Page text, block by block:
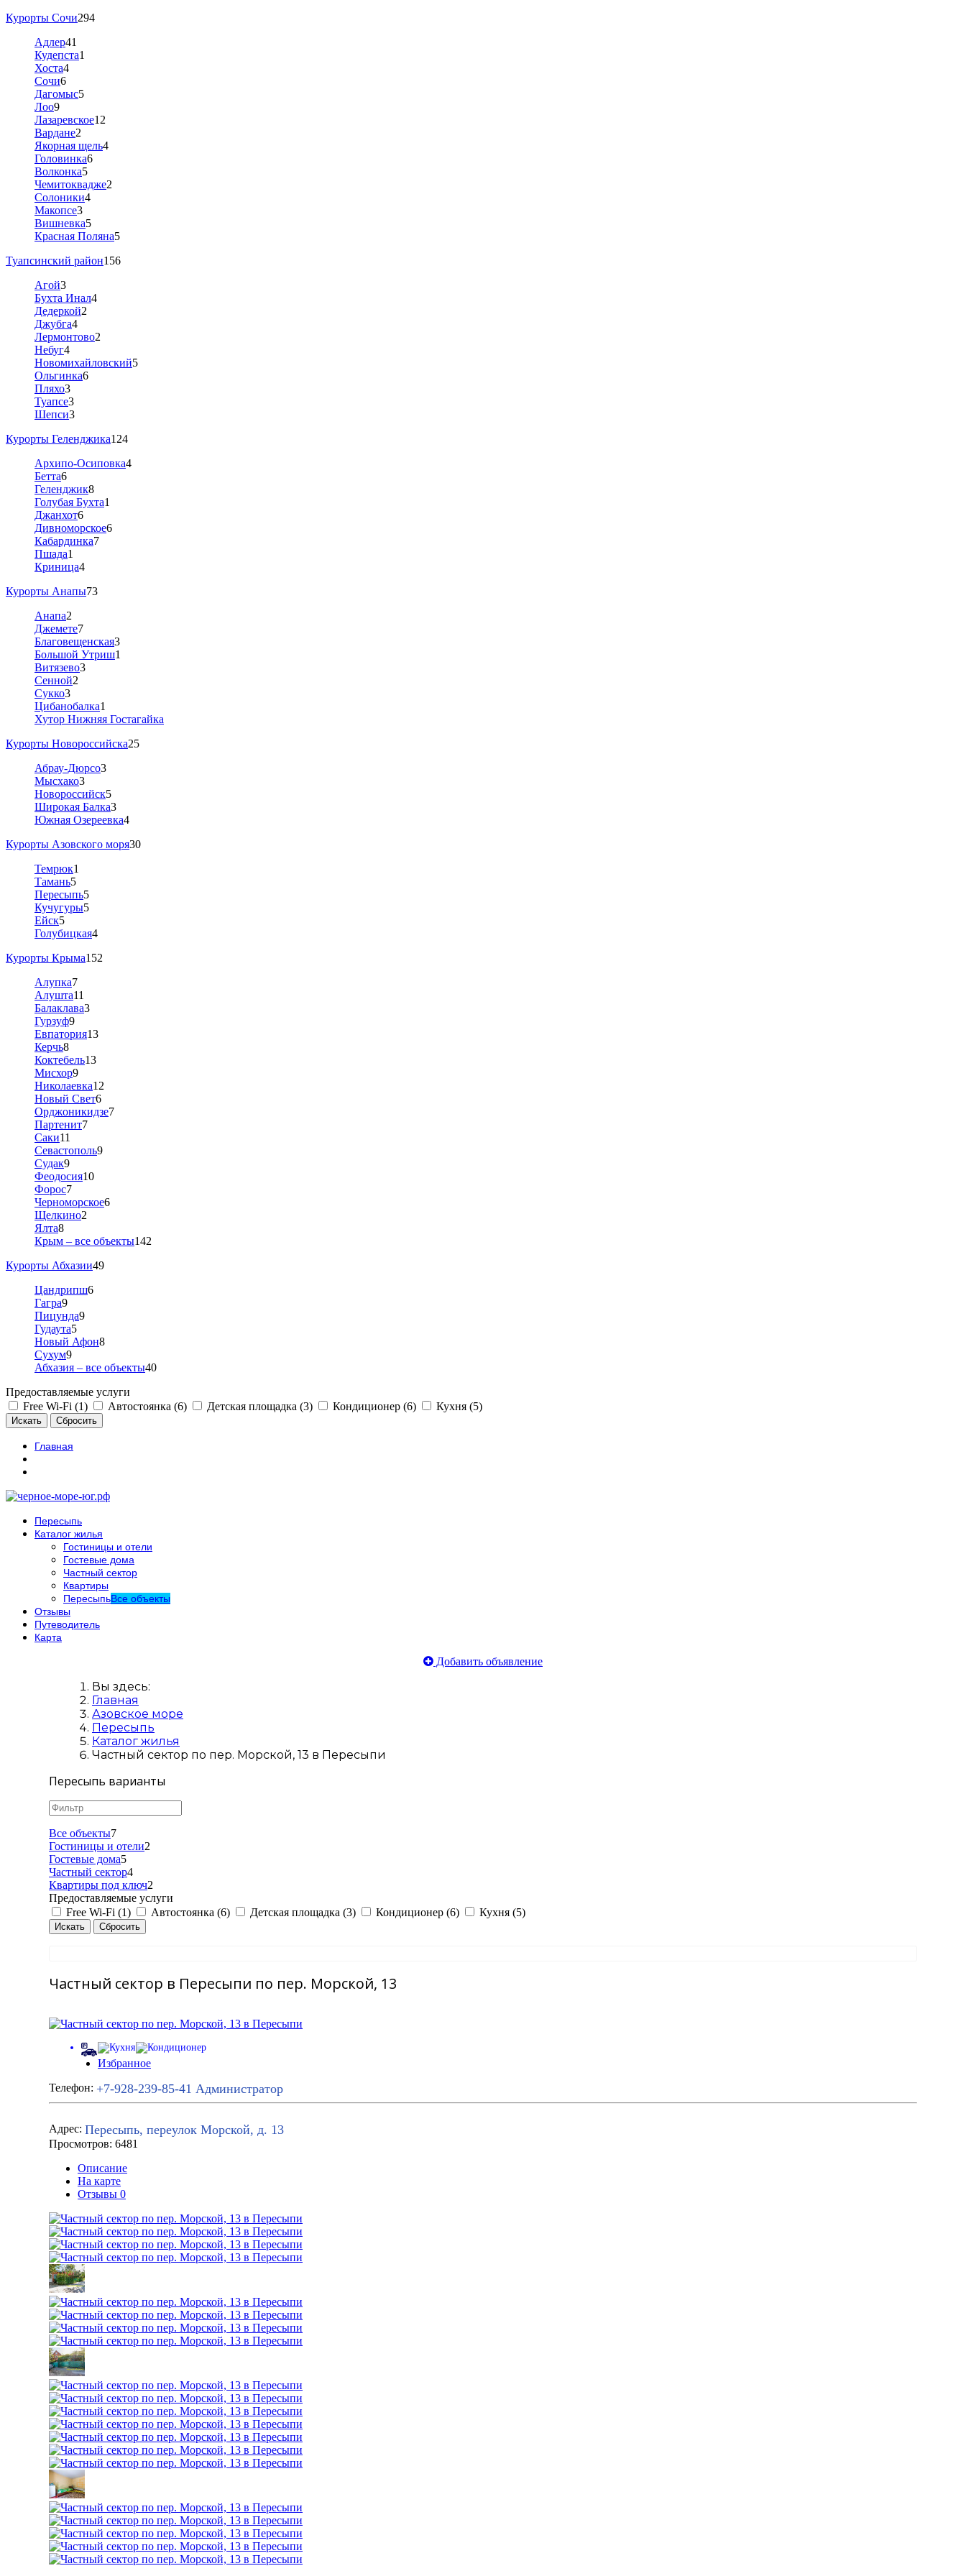
Курорты Сочи294
Адлер41
Кудепста1
Хоста4
Сочи6
Дагомыс5
Лоо9
Лазаревское12
Вардане2
Якорная щель4
Головинка6
Волконка5
Чемитоквадже2
Солоники4
Макопсе3
Вишневка5
Красная Поляна5
Туапсинский район156
Агой3
Бухта Инал4
Дедеркой2
Джубга4
Лермонтово2
Небуг4
Новомихайловский5
Ольгинка6
Пляхо3
Туапсе3
Шепси3
Курорты Геленджика124
Архипо-Осиповка4
Бетта6
Геленджик8
Голубая Бухта1
Джанхот6
Дивноморское6
Кабардинка7
Пшада1
Криница4
Курорты Анапы73
Анапа2
Джемете7
Благовещенская3
Большой Утриш1
Витязево3
Сенной2
Сукко3
Цибанобалка1
Хутор Нижняя Гостагайка
Курорты Новороссийска25
Абрау-Дюрсо3
Мысхако3
Новороссийск5
Широкая Балка3
Южная Озереевка4
Курорты Азовского моря30
Темрюк1
Тамань5
Пересыпь5
Кучугуры5
Ейск5
Голубицкая4
Курорты Крыма152
Алупка7
Алушта11
Балаклава3
Гурзуф9
Евпатория13
Керчь8
Коктебель13
Мисхор9
Николаевка12
Новый Свет6
Орджоникидзе7
Партенит7
Саки11
Севастополь9
Судак9
Феодосия10
Форос7
Черноморское6
Щелкино2
Ялта8
Крым – все объекты142
Курорты Абхазии49
Цандрипш6
Гагра9
Пицунда9
Гудаута5
Новый Афон8
Сухум9
Абхазия – все объекты40
Предоставляемые услуги
Free Wi-Fi (1)
Автостоянка (6) Детская площадка (3) Кондиционер (6) Кухня (5)
Главная
Пересыпь
Каталог жилья
Гостиницы и отели
Гостевые дома
Частный сектор
Квартиры
ПересыпьВсе объекты
Отзывы
Путеводитель
Карта
Добавить объявление
Вы здесь:
Главная
Азовское море
Пересыпь
Каталог жилья
Частный сектор по пер. Морской, 13 в Пересыпи
Пересыпь варианты
Все объекты7
Гостиницы и отели2
Гостевые дома5
Частный сектор4
Квартиры под ключ2
Предоставляемые услуги
Free Wi-Fi (1)
Автостоянка (6) Детская площадка (3) Кондиционер (6) Кухня (5)
Частный сектор в Пересыпи по пер. Морской, 13
Избранное
Телефон: +7-928-239-85-41 Администратор
Адрес: Пересыпь, переулок Морской, д. 13
Просмотров: 6481
Описание
На карте
Отзывы 0